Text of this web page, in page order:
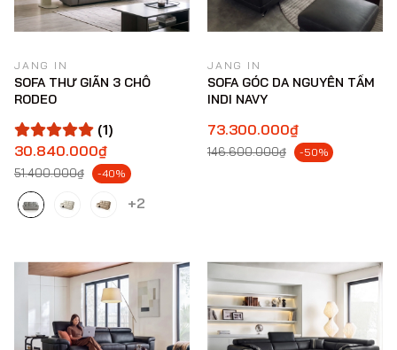
JANG IN
SOFA THƯ GIÃN 3 CHỖ
RODEO
(1)
30.840.000₫
51.400.000₫ -40%
+2
JANG IN
SOFA GÓC DA NGUYÊN TẤM
INDI NAVY
73.300.000₫
146.600.000₫ -50%